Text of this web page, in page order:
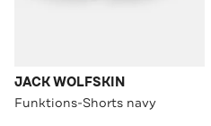
JACK WOLFSKIN
Funktions-Shorts navy